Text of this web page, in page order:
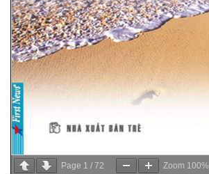
Page 1 / 72 Zoom 100%